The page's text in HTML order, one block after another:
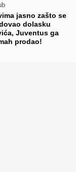
jasno zašto se
dolasku
Juventus ga
prodao!